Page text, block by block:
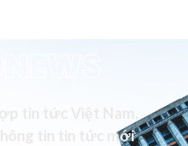
tin tức Việt Nam,
tin tin tức mới